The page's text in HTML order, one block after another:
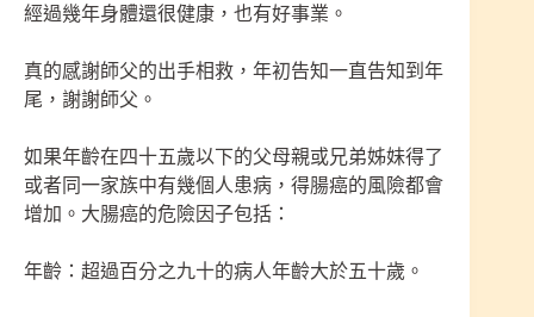
經過幾年身體還很健康，也有好事業。
真的感謝師父的出手相救，年初告知一直告知到年
尾，謝謝師父。
如果年齡在四十五歲以下的父母親或兄弟姊妹得了
或者同一家族中有幾個人患病，得腸癌的風險都會
增加。大腸癌的危險因子包括：
年齡：超過百分之九十的病人年齡大於五十歲。